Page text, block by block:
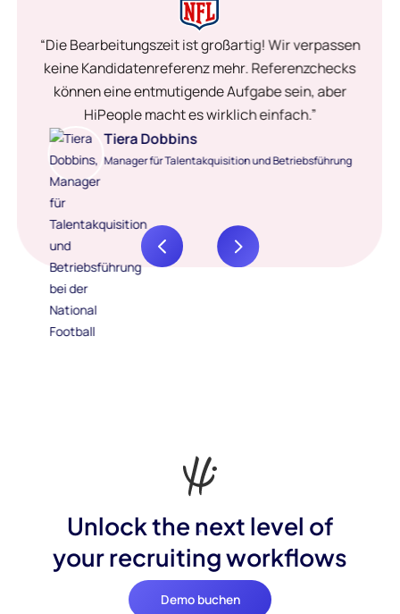
“Die Bearbeitungszeit ist großartig! Wir verpassen
keine Kandidatenreferenz mehr. Referenzchecks
können eine entmutigende Aufgabe sein, aber
HiPeople macht es wirklich einfach.”
Tiera Dobbins
Manager für Talentakquisition und Betriebsführung
Unlock the next level of
your recruiting workflows
Demo buchen